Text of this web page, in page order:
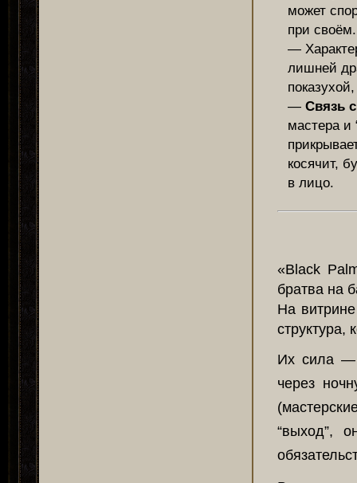
может
при своём.
—
лишней
— Связь
мастера и
косячит,
в лицо.
«Black
братва на
На
структура,
Их сила —
через
“выход”,